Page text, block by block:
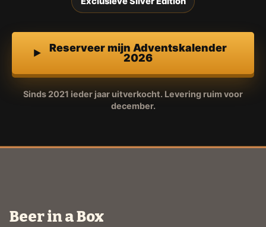
Reserveer mijn Adventskalender
2026
Sinds 2021 ieder jaar uitverkocht. Levering ruim voor
december.
Beer in a Box